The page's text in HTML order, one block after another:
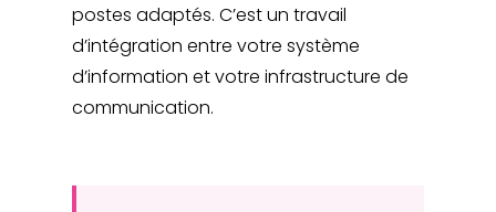
postes adaptés. C’est un travail
d’intégration entre votre système
d’information et votre infrastructure de
communication.